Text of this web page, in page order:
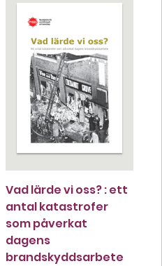
Vad lärde vi oss? : ett
antal katastrofer
som påverkat
dagens
brandskyddsarbete